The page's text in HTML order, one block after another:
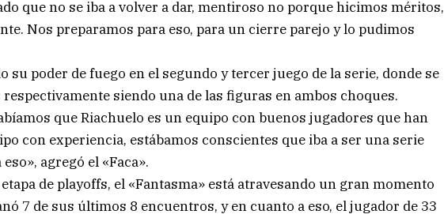
que no se iba a volver a dar, mentiroso no porque hicimos méritos,
Nos preparamos para eso, para un cierre parejo y lo pudimos
su poder de fuego en el segundo y tercer juego de la serie, donde se
siendo una de las figuras en ambos choques.
que Riachuelo es un equipo con buenos jugadores que han
con experiencia, estábamos conscientes que iba a ser una serie
agregó el «Faca».
de playoffs, el «Fantasma» está atravesando un gran momento
7 de sus últimos 8 encuentros, y en cuanto a eso, el jugador de 33